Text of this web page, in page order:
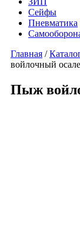
Сейфы
Пневматика
Главная /
войлочный
Пыж